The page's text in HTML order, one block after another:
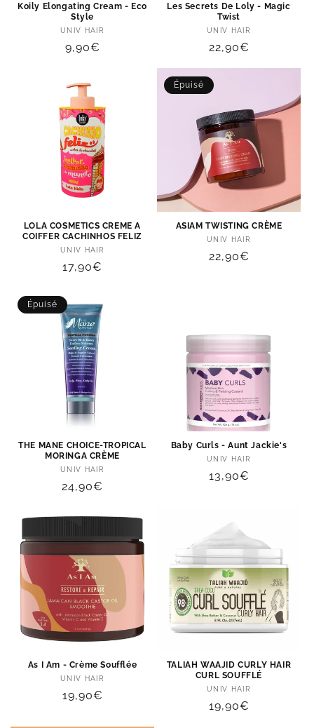
oKoily Elongating Cream - Eco
Style
Distributeur :
UNIV HAIR
Prix
9,90€
Les Secrets De Loly - Magic
Twist
Distributeur :
UNIV HAIR
Prix
22,90€
LOLA COSMETICS CREME A
COIFFER CACHINHOS FELIZ
Distributeur :
UNIV HAIR
Prix
17,90€
Épuisé
ASIAM TWISTING CRÈME
Distributeur :
UNIV HAIR
Prix
22,90€
Épuisé
THE MANE CHOICE-TROPICAL
MORINGA CRÈME
Distributeur :
UNIV HAIR
Prix
24,90€
Baby Curls - Aunt Jackie's
Distributeur :
UNIV HAIR
Prix
13,90€
As I Am - Crème Soufflée
Distributeur :
UNIV HAIR
Prix
19,90€
TALIAH WAAJID CURLY HAIR
CURL SOUFFLÉ
Distributeur :
UNIV HAIR
Prix
19,90€